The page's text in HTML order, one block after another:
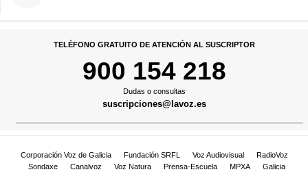
TELÉFONO GRATUITO DE ATENCIÓN AL SUSCRIPTOR
900 154 218
Dudas o consultas
suscripciones@lavoz.es
Corporación Voz de Galicia Fundación SRFL Voz Audiovisual
RadioVoz
Sondaxe
Canalvoz Voz Natura Prensa-Escuela MPXA
Galicia